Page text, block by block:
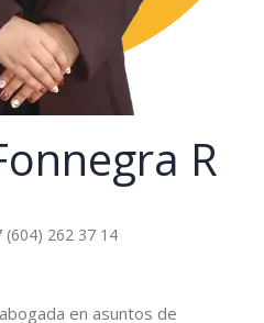
R
(604) 262 37 14
en asuntos de